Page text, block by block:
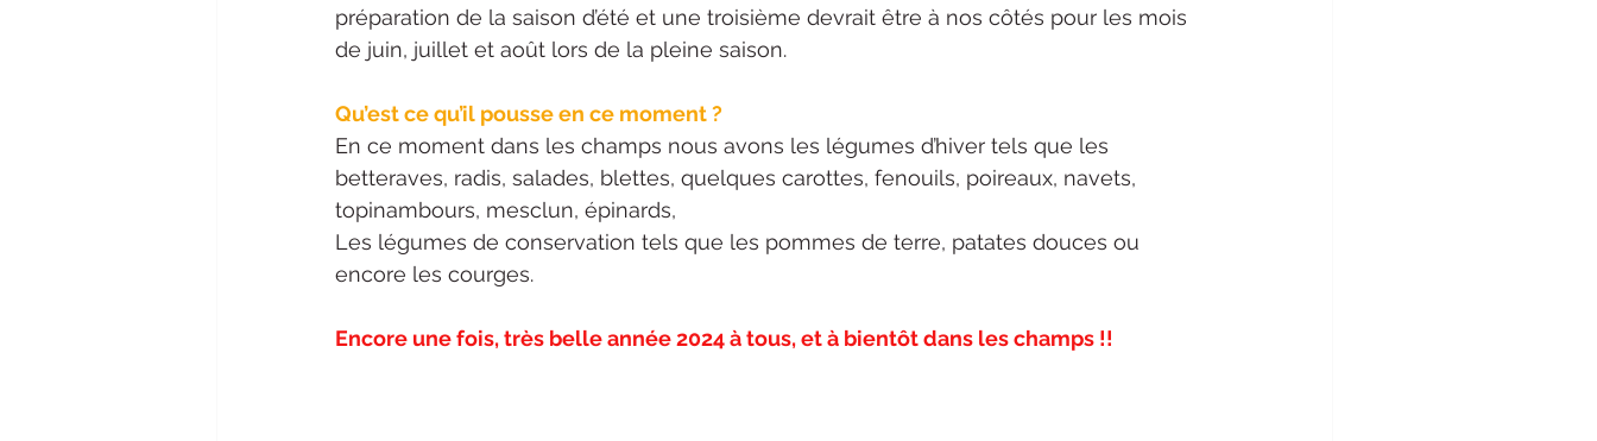
préparation de la saison d’été et une troisième devrait être à nos côtés pour les mois
de juin, juillet et août lors de la pleine saison.
Qu’est ce qu’il pousse en ce moment ?
En ce moment dans les champs nous avons les légumes d’hiver tels que les
betteraves, radis, salades, blettes, quelques carottes, fenouils, poireaux, navets,
topinambours, mesclun, épinards,
Les légumes de conservation tels que les pommes de terre, patates douces ou
encore les courges.
Encore une fois, très belle année 2024 à tous, et à bientôt dans les champs !!